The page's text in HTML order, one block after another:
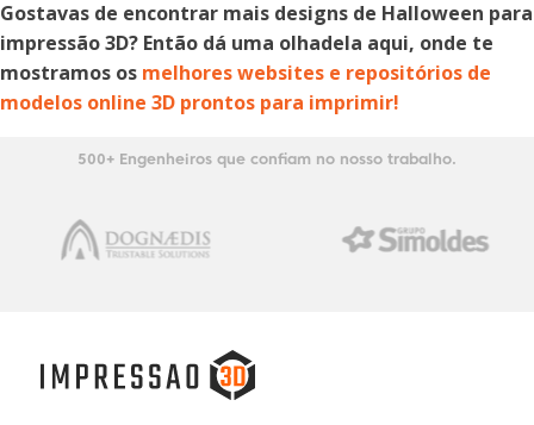
Gostavas de encontrar mais designs de Halloween para
impressão 3D? Então dá uma olhadela aqui, onde te
mostramos os melhores websites e repositórios de
modelos online 3D prontos para imprimir!
500+ Engenheiros que confiam no nosso trabalho.